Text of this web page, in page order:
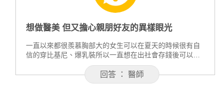
想做醫美 但又擔心親朋好友的異樣眼光
一直以來都很羨慕胸部大的女生可以在夏天的時候很有自
信的穿比基尼、爆乳裝所以一直想在出社會存錢後可以隆
乳現在有存到一筆預算了但覺得還是很難跨過這個心理障
礙想請問過來人不能分享的心路歷程謝謝
回答 ： 醫師